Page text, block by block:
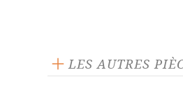
LES AUTRES